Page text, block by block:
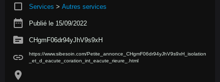
crop_square Services > Autres services
date_range Publié le 15/09/2022
source CHgmF06dr94yJhV9s9xH
link
https://www.sibesoin.com/Petite_annonce_CHgmF06dr94yJhV9s9xH_isolation
_et_d_eacute_coration_int_eacute_rieure_.html
location_on